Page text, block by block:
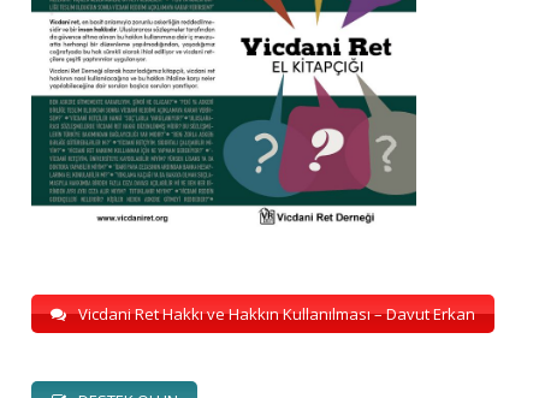
Vicdani Ret Hakkı ve Hakkın Kullanılması – Davut Erkan